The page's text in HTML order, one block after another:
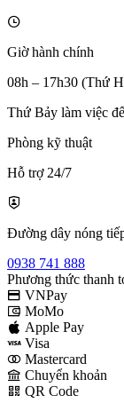
Giờ hành chính
08h – 17h30 (Thứ
Thứ Bảy làm việc
Phòng kỹ thuật
Hỗ trợ 24/7
Đường dây nóng
0938 741 888
Phương thức thanh
VNPay
MoMo
Apple Pay
Visa
Mastercard
Chuyển khoản
QR Code